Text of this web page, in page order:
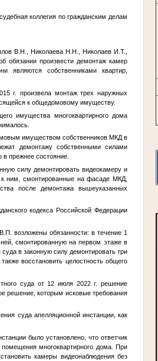
коллегия по гражданским делам
В.Н., Николаева Н.Н., Николаев И.Т.,
произвести демонтаж камер
являются собственниками квартир,
г. произвела монтаж трех наружных
к общедомовому имуществу.
имущества многоквартирного дома
имуществом собственников МКД в
демонтажу собственными силами
прежнее состояние.
силу демонтировать видеокамеру и
ним, смонтированные на фасаде МКД,
после демонтажа вышеуказанных
кодекса Российской Федерации
возложены обязанности: в течение 1
смонтированную на первом этаже в
в законную силу демонтировать три
восстановить целостность общего
суда от 12 июля 2022 г. решение
решение, которым исковые требования
суда апелляционной инстанции, как
было установлено, что ответчик
многоквартирного дома. При
камеры видеонаблюдения без